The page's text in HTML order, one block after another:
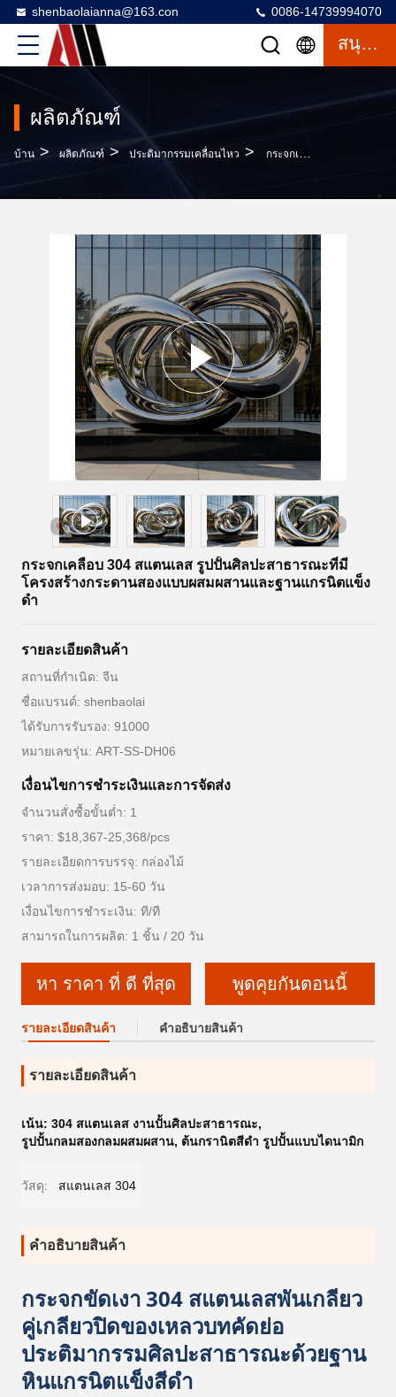
shenbaolaianna@163.con 0086-14739994070
สนุกสนาน
ผลิตภัณฑ์
บ้าน > ผลิตภัณฑ์ > ประติมากรรมเคลื่อนไหว > กระจกเคลือบ 304 สแตนเลส รูปปั้นศิลปะสาธารณะที่มีโครงสร้างกระดานสองแบบผสมผสานและฐานแกรนิตแข็งดํา
กระจกเคลือบ 304 สแตนเลส รูปปั้นศิลปะสาธารณะที่มี
โครงสร้างกระดานสองแบบผสมผสานและฐานแกรนิตแข็ง
ดํา
รายละเอียดสินค้า
สถานที่กำเนิด: จีน
ชื่อแบรนด์: shenbaolai
ได้รับการรับรอง: 91000
หมายเลขรุ่น: ART-SS-DH06
เงื่อนไขการชําระเงินและการจัดส่ง
จำนวนสั่งซื้อขั้นต่ำ: 1
ราคา: $18,367-25,368/pcs
รายละเอียดการบรรจุ: กล่องไม้
เวลาการส่งมอบ: 15-60 วัน
เงื่อนไขการชำระเงิน: ที/ที
สามารถในการผลิต: 1 ชิ้น / 20 วัน
หา ราคา ที่ ดี ที่สุด พูดคุยกันตอนนี้
รายละเอียดสินค้า คําอธิบายสินค้า
รายละเอียดสินค้า
เน้น: 304 สแตนเลส งานปั้นศิลปะสาธารณะ,
รูปปั้นกลมสองกลมผสมผสาน, ต้นกรานิตสีดํา รูปปั้นแบบไดนามิก
วัสดุ: สแตนเลส 304
คําอธิบายสินค้า
กระจกขัดเงา 304 สแตนเลสพันเกลียว
คู่เกลียวปิดของเหลวบทคัดย่อ
ประติมากรรมศิลปะสาธารณะด้วยฐาน
หินแกรนิตแข็งสีดำ